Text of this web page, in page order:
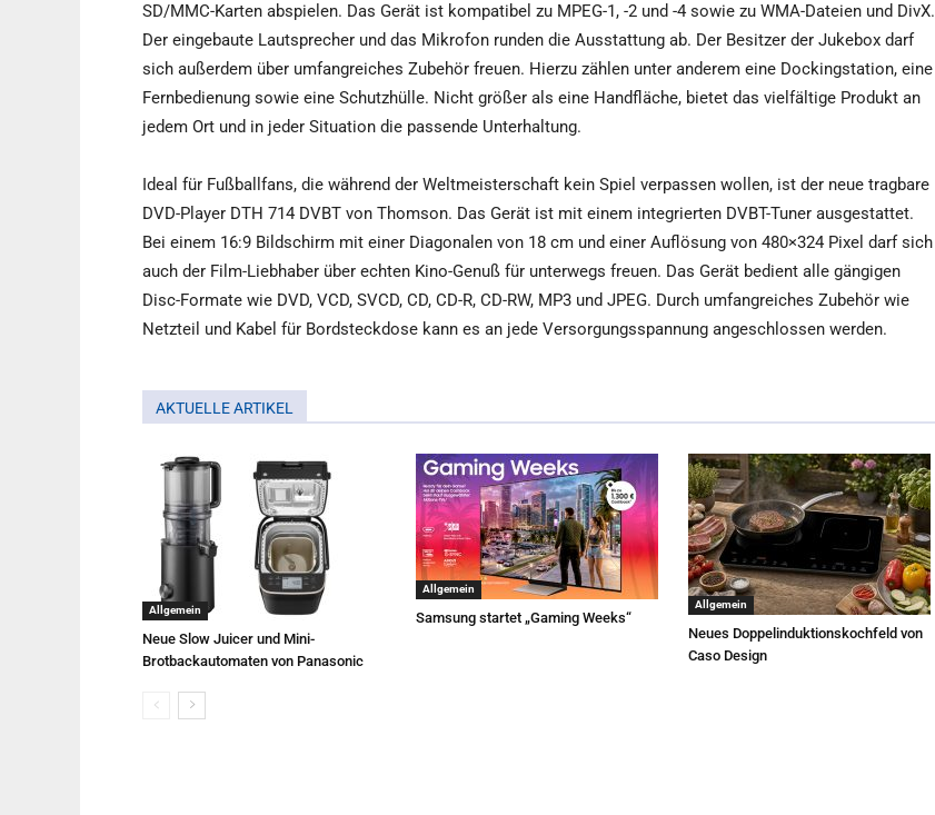
SD/MMC-Karten abspielen. Das Gerät ist kompatibel zu MPEG-1, -2 und -4 sowie zu WMA-Dateien und DivX.
Der eingebaute Lautsprecher und das Mikrofon runden die Ausstattung ab. Der Besitzer der Jukebox darf
sich außerdem über umfangreiches Zubehör freuen. Hierzu zählen unter anderem eine Dockingstation, eine
Fernbedienung sowie eine Schutzhülle. Nicht größer als eine Handfläche, bietet das vielfältige Produkt an
jedem Ort und in jeder Situation die passende Unterhaltung.
Ideal für Fußballfans, die während der Weltmeisterschaft kein Spiel verpassen wollen, ist der neue tragbare
DVD-Player DTH 714 DVBT von Thomson. Das Gerät ist mit einem integrierten DVBT-Tuner ausgestattet.
Bei einem 16:9 Bildschirm mit einer Diagonalen von 18 cm und einer Auflösung von 480×324 Pixel darf sich
auch der Film-Liebhaber über echten Kino-Genuß für unterwegs freuen. Das Gerät bedient alle gängigen
Disc-Formate wie DVD, VCD, SVCD, CD, CD-R, CD-RW, MP3 und JPEG. Durch umfangreiches Zubehör wie
Netzteil und Kabel für Bordsteckdose kann es an jede Versorgungsspannung angeschlossen werden.
AKTUELLE ARTIKEL
Allgemein
Neue Slow Juicer und Mini-
Brotbackautomaten von Panasonic
Allgemein
Samsung startet „Gaming Weeks“
Allgemein
Neues Doppelinduktionskochfeld von
Caso Design